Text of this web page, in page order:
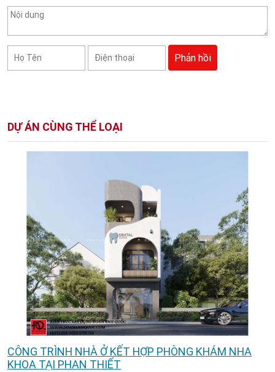
DỰ ÁN CÙNG THỂ LOẠI
CÔNG TRÌNH NHÀ Ở KẾT HỢP PHÒNG KHÁM NHA
KHOA TẠI PHAN THIẾT